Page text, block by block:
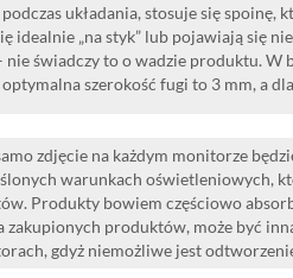
układania, stosuje się spoinę,
idealnie „na styk” lub pojawiają się
nie świadczy to o wadzie produktu. W
szerokość fugi to 3 mm, a
zdjęcie na każdym monitorze
warunkach oświetleniowych,
Produkty bowiem częściowo
zakupionych produktów, może być
gdyż niemożliwe jest